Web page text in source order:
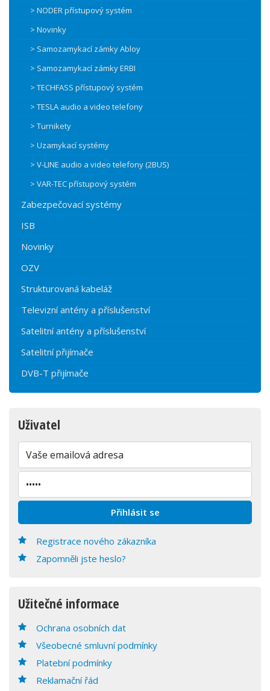
> NODER přístupový systém
> Novinky
> Samozamykací zámky Abloy
> Samozamykací zámky ERBI
> TECHFASS přístupový systém
> TESLA audio a video telefony
> Turnikety
> Uzamykací systémy
> V-LINE audio a video telefony (2BUS)
> VAR-TEC přístupový systém
Zabezpečovací systémy
ISB
Novinky
OZV
Strukturovaná kabeláž
Televizní antény a příslušenství
Satelitní antény a příslušenství
Satelitní přijímače
DVB-T přijímače
Uživatel
Registrace nového zákazníka
Zapomněli jste heslo?
Užitečné informace
Ochrana osobních dat
Všeobecné smluvní podmínky
Platební podmínky
Reklamační řád